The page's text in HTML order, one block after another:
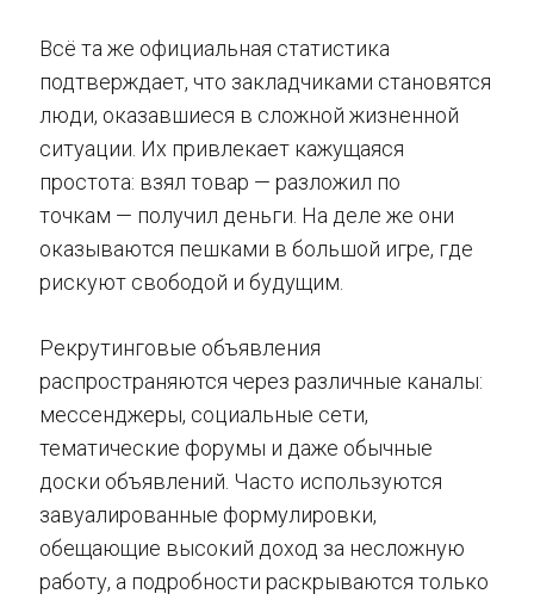
Всё та же официальная статистика
подтверждает, что закладчиками становятся
люди, оказавшиеся в сложной жизненной
ситуации. Их привлекает кажущаяся
простота: взял товар — разложил по
точкам — получил деньги. На деле же они
оказываются пешками в большой игре, где
рискуют свободой и будущим.
Рекрутинговые объявления
распространяются через различные каналы:
мессенджеры, социальные сети,
тематические форумы и даже обычные
доски объявлений. Часто используются
завуалированные формулировки,
обещающие высокий доход за несложную
работу, а подробности раскрываются только